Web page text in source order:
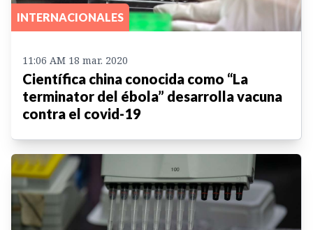
INTERNACIONALES
11:06 AM 18 mar. 2020
Científica china conocida como “La
terminator del ébola” desarrolla vacuna
contra el covid-19